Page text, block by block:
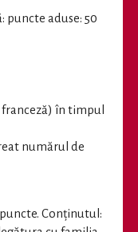
puncte aduse: 50
în timpul
numărul de
Conţinutul: